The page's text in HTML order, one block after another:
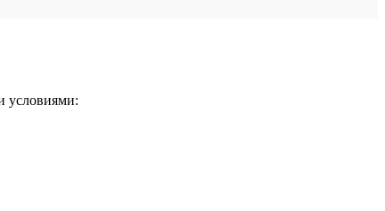
условиями: